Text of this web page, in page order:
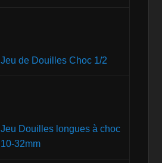
Jeu de Douilles Choc 1/2
Jeu Douilles longues à choc
10-32mm